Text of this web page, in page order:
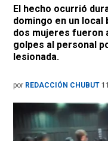
El hecho ocurrió
domingo en un local
dos mujeres fueron
golpes al personal
lesionada.
por REDACCIÓN CHUBUT